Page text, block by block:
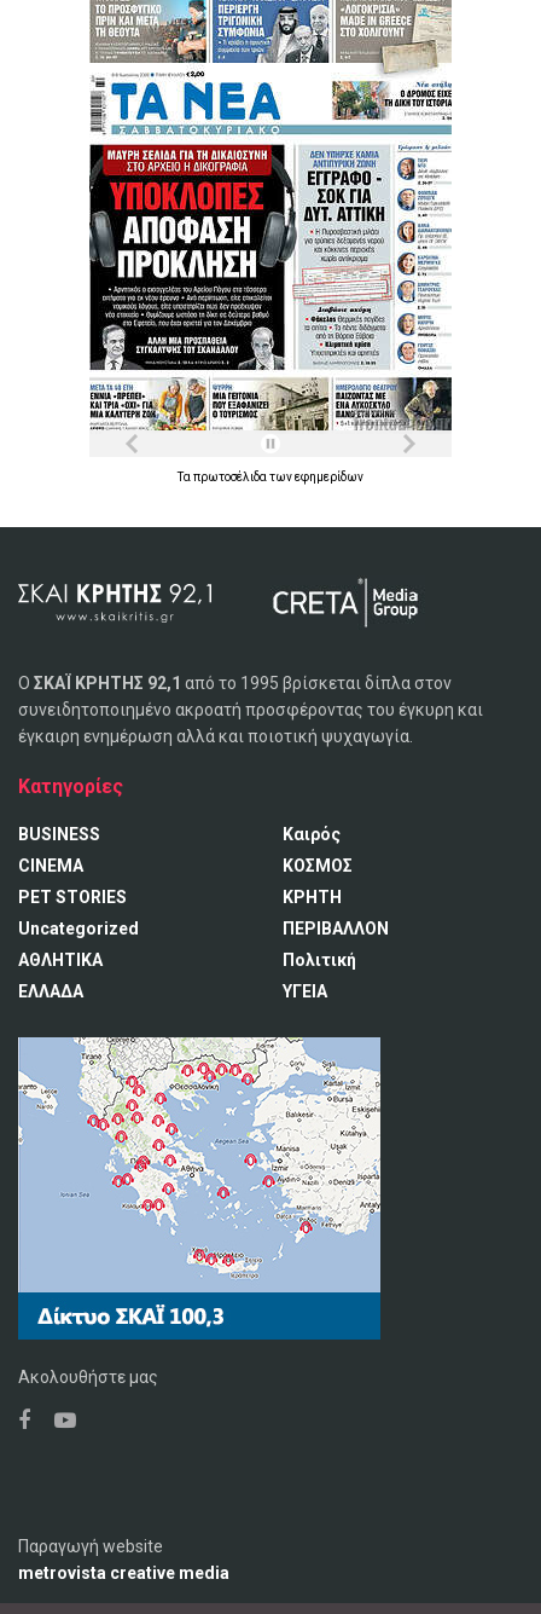
Τα πρωτοσέλιδα τωνεφημερίδων
Ο ΣΚΑΪ ΚΡΗΤΗΣ 92,1 από το 1995 βρίσκεται δίπλα στον
συνειδητοποιημένο ακροατή προσφέροντας του έγκυρη και
έγκαιρη ενημέρωση αλλά και ποιοτική ψυχαγωγία.
Κατηγορίες
BUSINESS
CINEMA
PET STORIES
Uncategorized
ΑΘΛΗΤΙΚΑ
ΕΛΛΑΔΑ
Καιρός
ΚΟΣΜΟΣ
ΚΡΗΤΗ
ΠΕΡΙΒΑΛΛΟΝ
Πολιτική
ΥΓΕΙΑ
Ακολουθήστε μας
Παραγωγή website
metrovista creative media